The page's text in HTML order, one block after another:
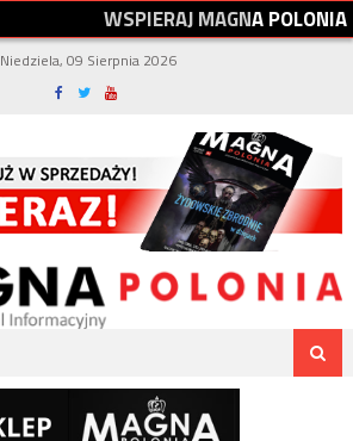
WSPIERAJMAGNAPOLONIA
Niedziela, 09 Sierpnia 2026